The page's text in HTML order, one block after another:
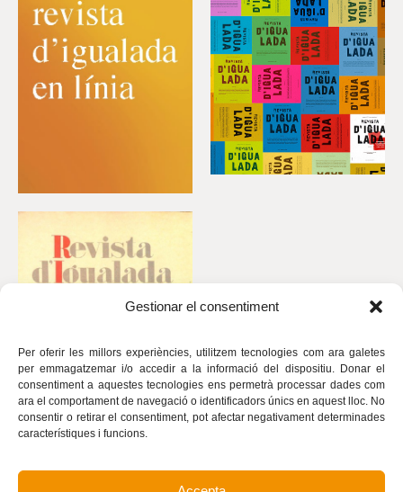
Gestionar el consentiment
Per oferir les millors experiències, utilitzem tecnologies com ara galetes
per emmagatzemar i/o accedir a la informació del dispositiu. Donar el
consentiment a aquestes tecnologies ens permetrà processar dades com
ara el comportament de navegació o identificadors únics en aquest lloc. No
consentir o retirar el consentiment, pot afectar negativament determinades
característiques i funcions.